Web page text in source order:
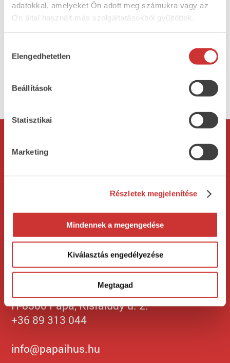
adatokkal, amelyeket Ön adott meg számukra vagy az
Ön által használt más szolgáltatásokból gyűjtöttek.
kiválasztása
Elengedhetetlen
Beállítások
Statisztikai
Marketing
Részletek megjelenítése
Mindennek a megengedése
Kiválasztás engedélyezése
Megtagad
ÁTLAGOS TÁPÉRTÉK
(100g termékben)
Energia: 664kJ/159kcal; Zsír: 10g, amelyből
cukrok: <0,5g; Fehérje: 16g; Só: 2,3g.
Minőségpolitika
Adatkezelési
Vegán termékeink
Allergén lista
H-8500 Pápa, Kisfaludy u. 2.
+36 89 313 044
info@papaihus.hu